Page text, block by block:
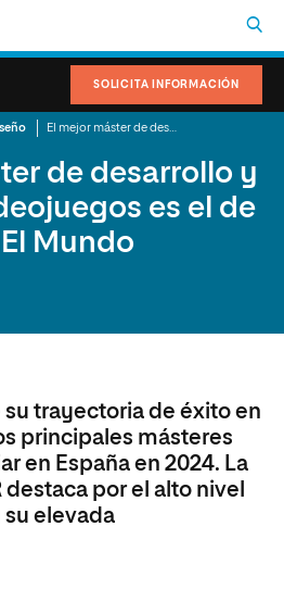
SOLICITA INFORMACIÓN
de desarrollo y
es el de
Mundo
su trayectoria de éxito en
principales másteres
en España en 2024. La
por el alto nivel
su elevada